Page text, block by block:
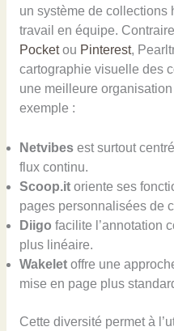
un système de collections
travail en équipe.
Pocketou Pinterest,
cartographie visuelle des
une meilleure
exemple :
Netvibesest surtout
flux continu.
Scoop.itoriente ses
pages personnalisées de
Diigo facilite l’annotation
plus linéaire.
Wakeletoffre une
mise en page plus
Cette diversité permet à